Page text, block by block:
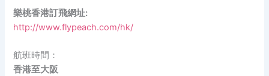
樂桃香港訂飛網址:
http://www.flypeach.com/hk/
航班時間：
香港至大阪